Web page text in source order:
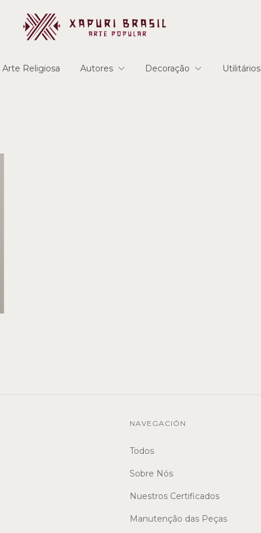
Arte Religiosa Autores Decoração Utilitários
NAVEGACIÓN
Todos
Sobre Nós
Nuestros Certificados
Manutenção das Peças